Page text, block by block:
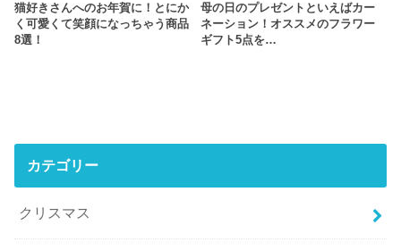
猫好きさんへのお年賀に！とにか
く可愛くて笑顔になっちゃう商品
8選！
母の日のプレゼントといえばカー
ネーション！オススメのフラワー
ギフト5点を…
カテゴリー
クリスマス